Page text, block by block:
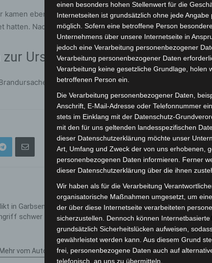
kamen ebenfalls in eine Klinik, nachdem sie beim Löschen
hatten. Nach bisherigen Angaben gelten sie als leicht
Ursache dauern an
sowie zur Höhe des entstandenen Schadens
in Garbsen: 21
schwer verletzt
Fotoausstellung „Together in
Peter und Uwe Merker im
Mehr vom Autor
einen besonders hohen Stellenwert für die
Internetseiten ist grundsätzlich ohne jede
möglich. Sofern eine betroffene Person
Unternehmens über unsere Internetseite in
jedoch eine Verarbeitung personenbezogener
Verarbeitung personenbezogener Daten
Verarbeitung keine gesetzliche Grundlage, holen
betroffenen Person ein.
Die Verarbeitung personenbezogener Daten,
Anschrift, E-Mail-Adresse oder Telefonnummer
stets im Einklang mit der Datenschutz-
mit den für uns geltenden landesspezifischen
dieser Datenschutzerklärung möchte unser
Art, Umfang und Zweck der von uns erhobenen,
personenbezogenen Daten informieren. Ferner
dieser Datenschutzerklärung über die ihnen
Wir haben als für die Verarbeitung
organisatorische Maßnahmen umgesetzt, um
der über diese Internetseite verarbeiteten
sicherzustellen. Dennoch können
grundsätzlich Sicherheitslücken aufweisen,
gewährleistet werden kann. Aus diesem Grund
frei, personenbezogene Daten auch auf
telefonisch, an uns zu übermitteln.